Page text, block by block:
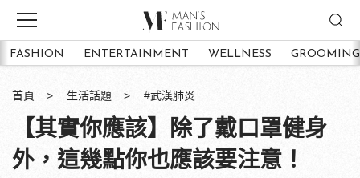
FASHION ENTERTAINMENT WELLNESS GROOMING
首頁 生活話題 #武漢肺炎
【其實你應該】除了戴口罩健身
外，這幾點你也應該要注意！